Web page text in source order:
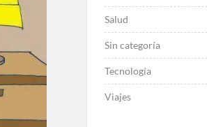
Salud
Sin categoría
Tecnología
Viajes